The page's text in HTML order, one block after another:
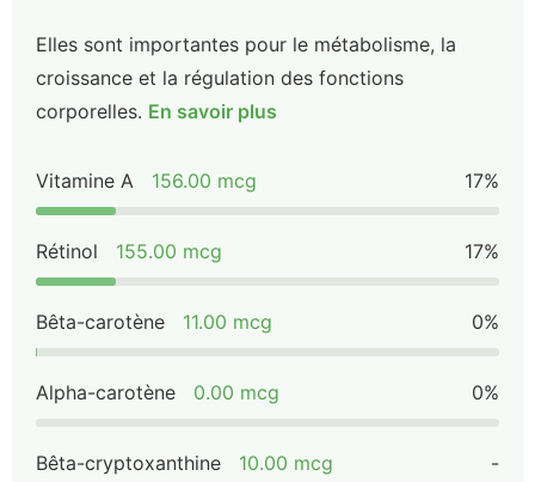
Elles sont importantes pour le métabolisme, la
croissance et la régulation des fonctions
corporelles. En savoir plus
Vitamine A 156.00 mcg 17%
Rétinol 155.00 mcg 17%
Bêta-carotène 11.00 mcg 0%
Alpha-carotène 0.00 mcg 0%
Bêta-cryptoxanthine 10.00 mcg -